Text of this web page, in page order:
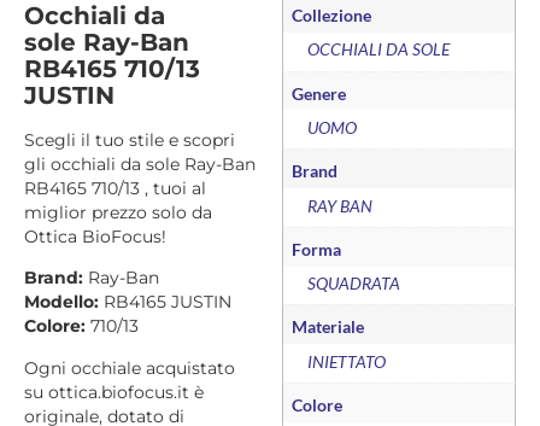
Occhiali da
sole Ray-Ban
RB4165 710/13
JUSTIN
Scegli il tuo stile e scopri
gli occhiali da sole Ray-Ban
RB4165 710/13 , tuoi al
miglior prezzo solo da
Ottica BioFocus!
Brand: Ray-Ban
Modello: RB4165 JUSTIN
Colore: 710/13
Ogni occhiale acquistato
su ottica.biofocus.it è
originale, dotato di
Collezione
OCCHIALI DA SOLE
Genere
UOMO
Brand
RAY BAN
Forma
SQUADRATA
Materiale
INIETTATO
Colore